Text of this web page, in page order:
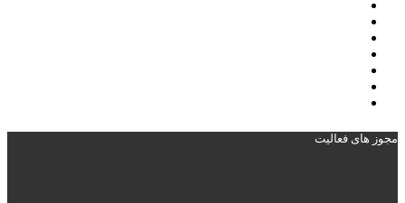
مجوز های فعالیت